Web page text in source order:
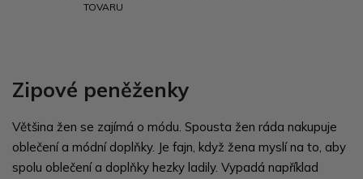
TOVARU
Zipové peněženky
Většina žen se zajímá o módu. Spousta žen ráda nakupuje
oblečení a módní doplňky. Je fajn, když žena myslí na to, aby
spolu oblečení a doplňky hezky ladily. Vypadá například